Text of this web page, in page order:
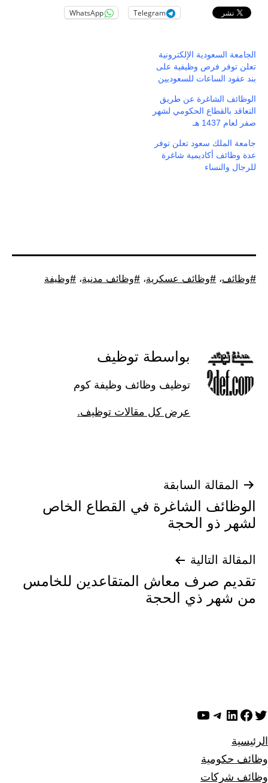
Telegram
WhatsApp
الجامعة السعودية الإلكترونية
تعلن توفر فرص وظيفية على
بند عقود الساعات للسعوديين
الوظائف الشاغرة عن طريق
التعاقد بالقطاع الحكومي لشهر
صفر لعام 1437 هـ
جامعة الملك سعود تعلن توفر
عدة وظائف أكاديمية شاغرة
للرجال والنساء
موسوم
وظائف، وظائف عسكرية، وظائف مدنية، وظيفة
بواسطة توظيف
توظيف وظائف وظيفة كوم
عرض كل مقالات توظيف.
تصفّح
المقالات
المقالة السابقة
الوظائف الشاغرة في القطاع الخاص
لشهر ذو الحجة
المقالة التالية
تقديم صرف معاش المتقاعدين للخامس
من شهر ذي الحجة
تويترفيسبوك
لينكد إن تيليجرام
يوتيوب
الرئيسية
وظائف حكومية
وظائف شركات